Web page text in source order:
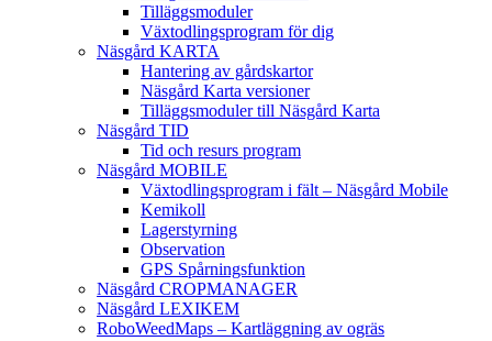
Tilläggsmoduler
Växtodlingsprogram för dig
Näsgård KARTA
Hantering av gårdskartor
Näsgård Karta versioner
Tilläggsmoduler till Näsgård Karta
Näsgård TID
Tid och resurs program
Näsgård MOBILE
Växtodlingsprogram i fält – Näsgård Mobile
Kemikoll
Lagerstyrning
Observation
GPS Spårningsfunktion
Näsgård CROPMANAGER
Näsgård LEXIKEM
RoboWeedMaps – Kartläggning av ogräs